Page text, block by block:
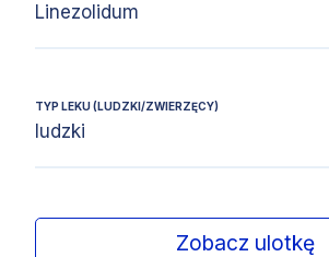
Linezolidum
TYP LEKU (LUDZKI/ZWIERZĘCY)
ludzki
Zobacz ulotkę